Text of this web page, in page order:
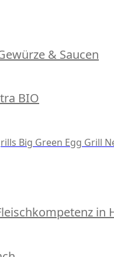
& Saucen
BIO
Big Green Egg Grill
in